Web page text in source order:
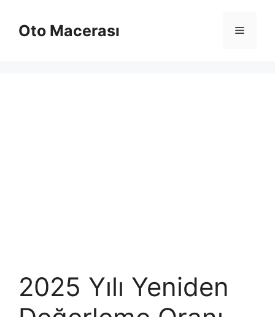
Oto Macerası Menü
2025 Yılı Yeniden